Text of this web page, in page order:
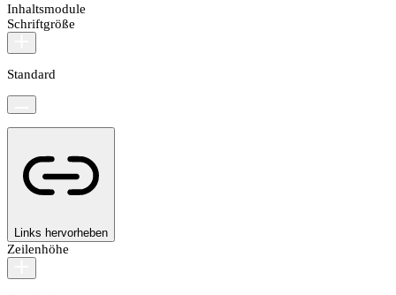
Inhaltsmodule
Schriftgröße
Standard
Links hervorheben
Zeilenhöhe